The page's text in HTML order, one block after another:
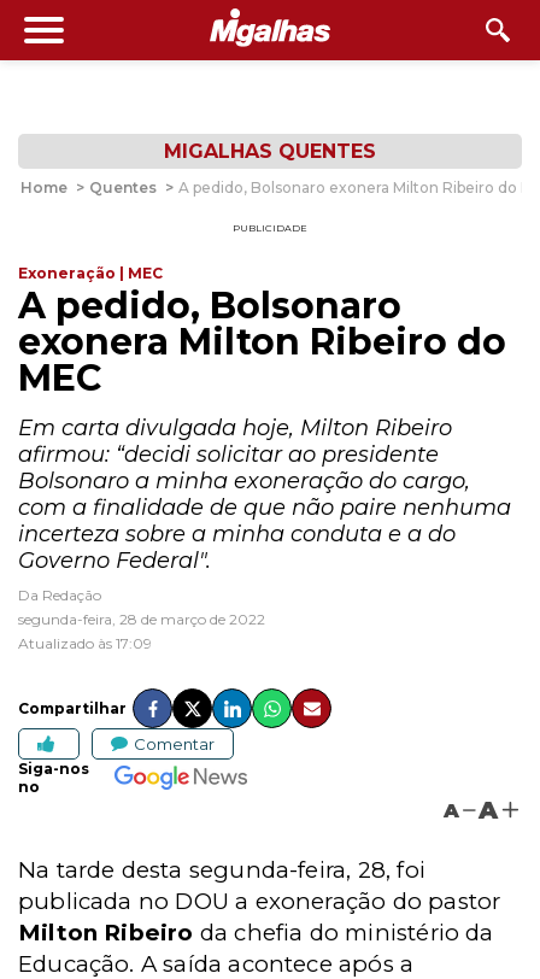
MIGALHAS QUENTES
Home > Quentes > A pedido, Bolsonaro exonera Milton Ribeiro do
PUBLICIDADE
Exoneração | MEC
A pedido, Bolsonaro
exonera Milton Ribeiro do
MEC
Em carta divulgada hoje, Milton Ribeiro
afirmou: “decidi solicitar ao presidente
Bolsonaro a minha exoneração do cargo,
com a finalidade de que não paire nenhuma
incerteza sobre a minha conduta e a do
Governo Federal".
Da Redação
segunda-feira, 28 de março de 2022
Atualizado às 17:09
Compartilhar
Comentar
Siga-nos
no
A A
Na tarde desta segunda-feira, 28, foi
publicada no DOU a exoneração do pastor
Milton Ribeiro da chefia do ministério da
Educação. A saída acontece após a